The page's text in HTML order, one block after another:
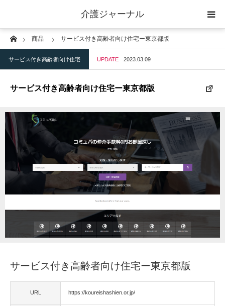
介護ジャーナル
Home商品 サービス付き高齢者向け住宅ー東京都版
サービス付き高齢者向け住宅 UPDATE 2023.03.09
サービス付き高齢者向け住宅ー東京都版
サービス付き高齢者向け住宅ー東京都版
URL https://koureishashien.or.jp/
ケアプラン作成
訪問
短期入所
訪問＋通い＋宿泊
施設
地域密着型小規模施設
住宅改修